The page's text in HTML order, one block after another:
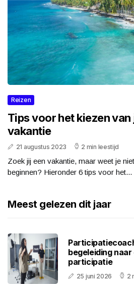
Reizen
Tips voor het kiezen
vakantie
21 augustus 2023 2 min leestijd
Zoek jij een vakantie, maar weet je
beginnen? Hieronder 6 tips voor het...
Meest gelezen dit jaar
begeleiding
participatie
25 juni 2026 2